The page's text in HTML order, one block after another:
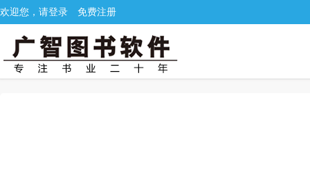
欢迎您，请登录 免费注册